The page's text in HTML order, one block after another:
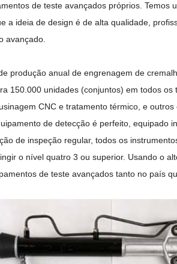
de teste avançados próprios. Temos
a ideia de design é de alta qualidade,
avançado.
produção anual de engrenagem de
150.000 unidades (conjuntos) em todos
CNC e tratamento térmico, e
de detecção é perfeito, equipado
de inspeção regular, todos os
o nível quatro 3 ou superior. Usando o
de teste avançados tanto no país